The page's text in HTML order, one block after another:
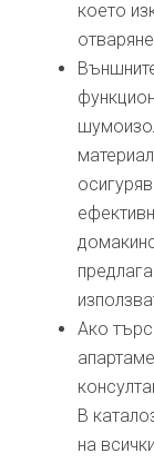
което
Ако
В
на